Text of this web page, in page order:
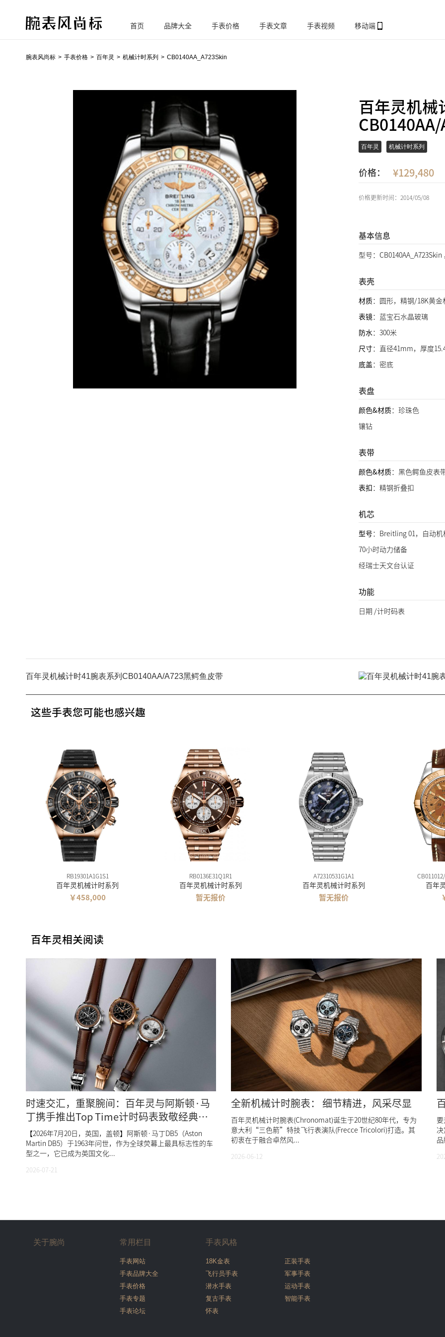
腕
首页 品牌大全 手表价格 手表文章 手表视频 移动端
腕表风尚标 手表价格 百年灵 机械计时系列 CB0140AA_A723Skin
百年灵机械
百年灵 机械计时系列
价格： 129,480
价格更新时间：2014/05/08
基本信息
型号：
表壳
材质：圆形，精钢/18K黄金
表镜：蓝宝石水晶玻璃
防水：300米
尺寸：直径41mm，厚度
底盖：密底
表盘
颜色&材质：珍珠色
镶钻
表带
颜色&材质：黑色鳄鱼皮表
表扣：精钢折叠扣
机芯
型号：Breitling 01，自动机
70小时动力储备
经瑞士天文台认证
功能
日期 /计时码表
百年灵机械计时41腕表系列CB0140AA/A723黑鳄鱼皮带
这些手表您可能也感兴趣
RB19301A1G1S1
百年灵机械计时系列
￥458,000
RB0136E31Q1R1
百年灵机械计时系列
暂无报价
A72310531G1A1
百年灵机械计时系列
暂无报价
百年
百年灵相关阅读
时速交汇，重聚腕间：百年灵与阿斯顿·马
丁携手推出Top Time计时码表致敬经典
DB5
【2026年7月20日，英国，盖顿】阿斯顿·马丁DB5（Aston
Martin DB5）于1963年问世，作为全球荧幕上最具标志性的车
型之一，它已成为英国文化...
2026-07-21
全新机械计时腕表： 细节精进，风采尽显
百年灵机械计时腕表(Chronomat)诞生于20世纪80年代，专为
意大利“三色箭”特技飞行表演队(Frecce Tricolori)打造。其
初衷在于融合卓然风...
2026-06-12
关于腕尚 常用栏目
手表网站
手表品牌大全
手表价格
手表专题
手表论坛
手表风格
18K金表
正装手表
飞行员手表
军事手表
潜水手表
运动手表
复古手表
智能手表
怀表